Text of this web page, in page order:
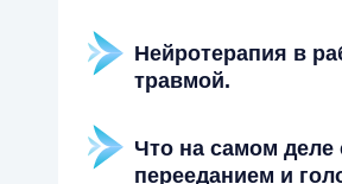
Что на самом деле
перееданием и
Нейротерапия в
травмой.